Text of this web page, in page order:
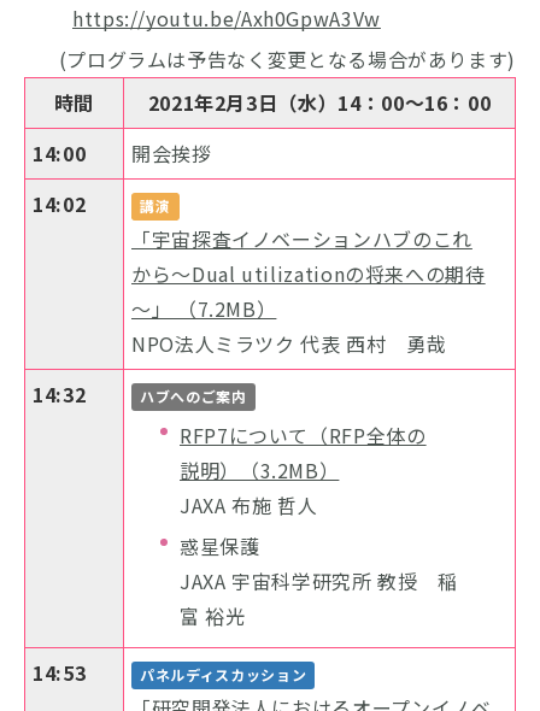
https://youtu.be/Axh0GpwA3Vw
(プログラムは予告なく変更となる場合があります)
時間
2021年2月3日（水）14：00～16：00
14:00
開会挨拶
14:02
講演
「宇宙探査イノベーションハブのこれ
から～Dual utilizationの将来への期待
～」 （7.2MB）
NPO法人ミラツク 代表 西村 勇哉
14:32
ハブへのご案内
RFP7について（RFP全体の
説明）（3.2MB）
JAXA 布施 哲人
惑星保護
JAXA 宇宙科学研究所 教授 稲
富 裕光
14:53
パネルディスカッション